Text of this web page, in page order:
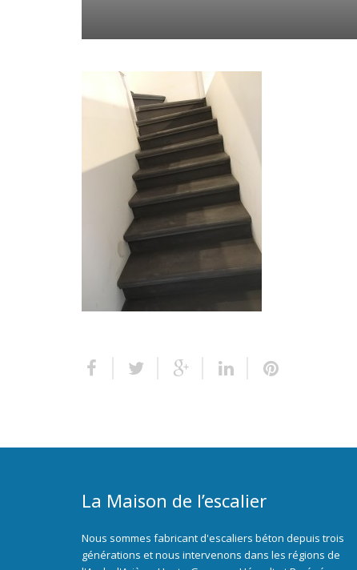
La Maison de l’escalier
Nous sommes fabricant d'escaliers béton depuis trois
générations et nous intervenons dans les régions de